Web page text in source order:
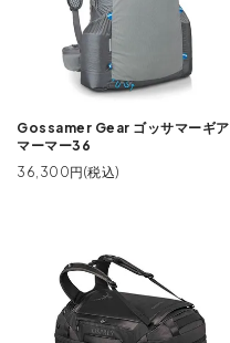
Gossamer Gear ゴッサマーギア
マーマー36
36,300円(税込)